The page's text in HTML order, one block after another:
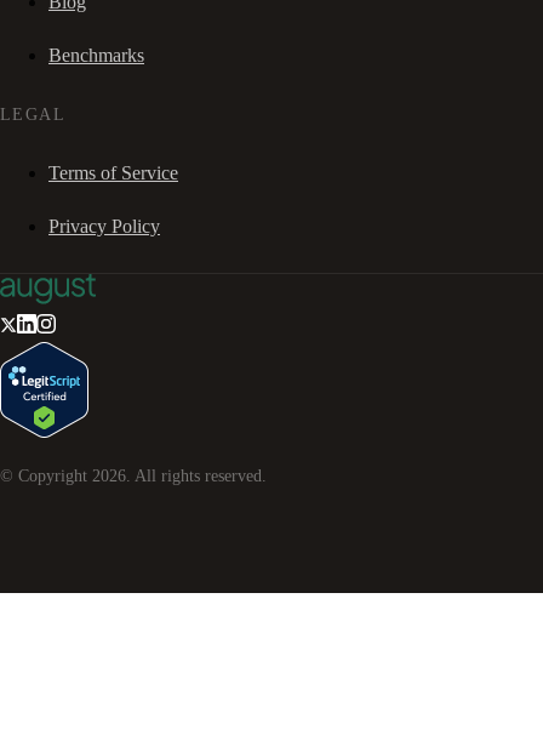
Benchmarks
LEGAL
Terms of Service
Privacy Policy
© Copyright 2026. All rights reserved.